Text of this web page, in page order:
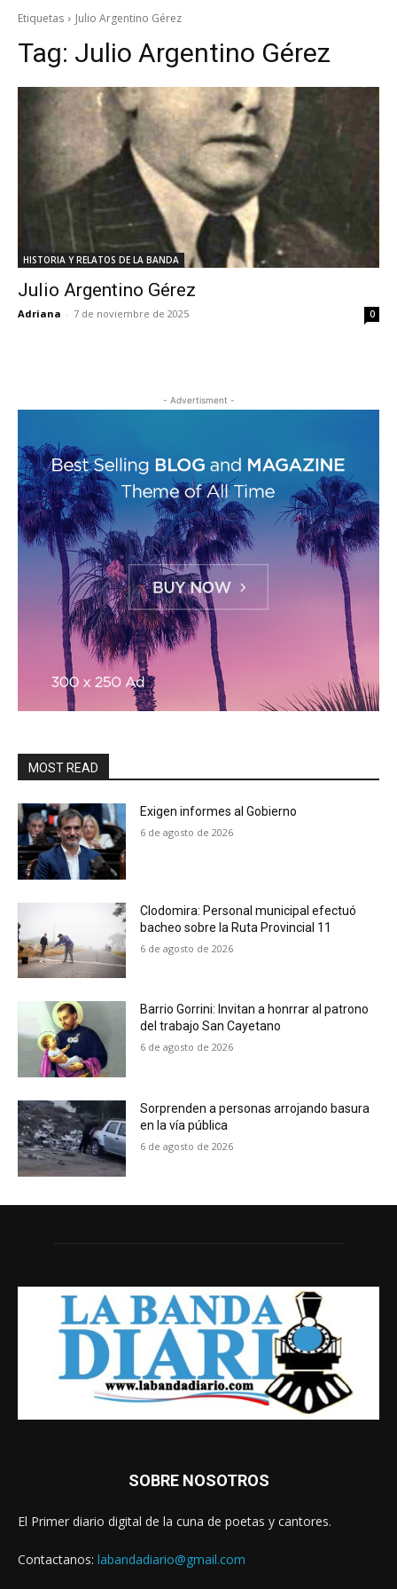
Etiquetas Julio Argentino Gérez
Tag: Julio Argentino Gérez
HISTORIA Y RELATOS DE LA BANDA
Julio Argentino Gérez
Adriana - 7 de noviembre de 2025 0
- Advertisment -
MOST READ
Exigen informes al Gobierno
6 de agosto de 2026
Clodomira: Personal municipal efectuó
bacheo sobre la Ruta Provincial 11
6 de agosto de 2026
Barrio Gorrini: Invitan a honrrar al patrono
del trabajo San Cayetano
6 de agosto de 2026
Sorprenden a personas arrojando basura
en la vía pública
6 de agosto de 2026
SOBRE NOSOTROS
El Primer diario digital de la cuna de poetas y cantores.
Contactanos: labandadiario@gmail.com